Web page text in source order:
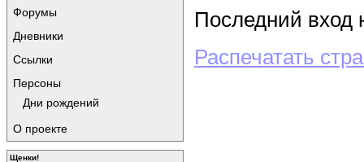
Форумы
Дневники
Ссылки
Персоны
Дни рождений
О проекте
Щенки!
Последний вход
Распечатать